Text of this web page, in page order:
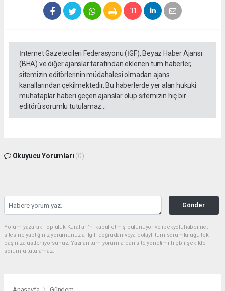
İnternet Gazetecileri Federasyonu (İGF), Beyaz Haber Ajansı
(BHA) ve diğer ajanslar tarafından eklenen tüm haberler,
sitemizin editörlerinin müdahalesi olmadan ajans
kanallarından çekilmektedir. Bu haberlerde yer alan hukuki
muhataplar haberi geçen ajanslar olup sitemizin hiç bir
editörü sorumlu tutulamaz...
Okuyucu Yorumları (0)
Gönder
Yorum yazarak Topluluk Kuralları’nı kabul etmiş bulunuyor ve ipekyoluhaber.net
sitesine yaptığınız yorumunuzla ilgili doğrudan veya dolaylı tüm sorumluluğu tek
başınıza üstleniyorsunuz. Yazılan tüm yorumlardan site yönetimi hiçbir şekilde
sorumlu tutulamaz.